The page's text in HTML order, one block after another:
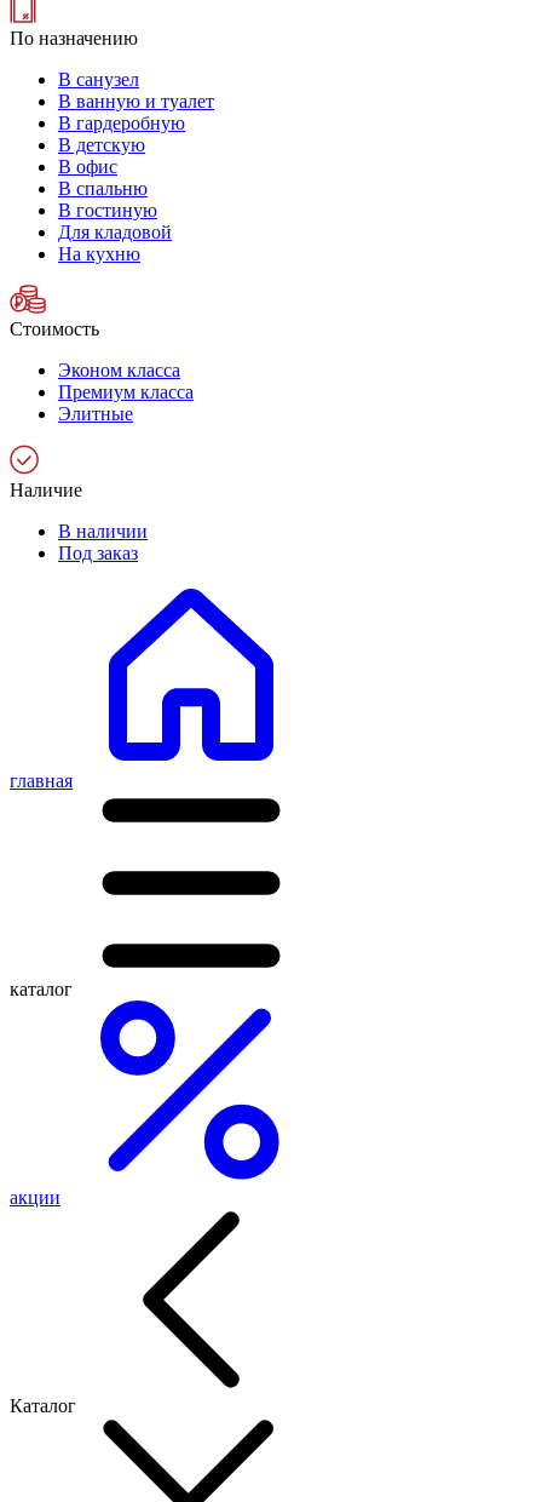
По назначению
В санузел
В ванную и туалет
В гардеробную
В детскую
В офис
В спальню
В гостиную
Для кладовой
На кухню
Стоимость
Эконом класса
Премиум класса
Элитные
Наличие
В наличии
Под заказ
главная
каталог
акции
Каталог